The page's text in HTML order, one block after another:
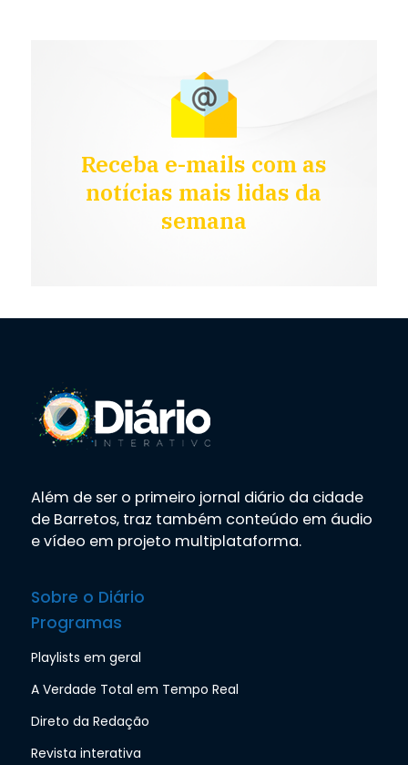
Receba e-mails com as
notícias mais lidas da
semana
Além de ser o primeiro jornal diário da cidade
de Barretos, traz também conteúdo em áudio
e vídeo em projeto multiplataforma.
Sobre o Diário
Programas
Playlists em geral
A Verdade Total em Tempo Real
Direto da Redação
Revista interativa